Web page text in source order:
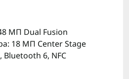
МП Dual Fusion
18 МП Center Stage
Bluetooth 6, NFC